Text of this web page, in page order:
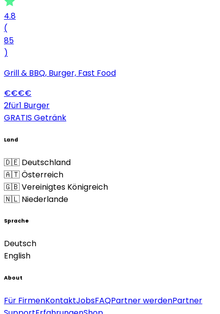
4.8
(
85
)
Grill & BBQ, Burger, Fast Food
€€€€
2für1 Burger
GRATIS Getränk
Land
🇩🇪 Deutschland
🇦🇹 Österreich
🇬🇧 Vereinigtes Königreich
🇳🇱 Niederlande
Sprache
Deutsch
English
About
Für FirmenKontaktJobsFAQPartner werdenPartner